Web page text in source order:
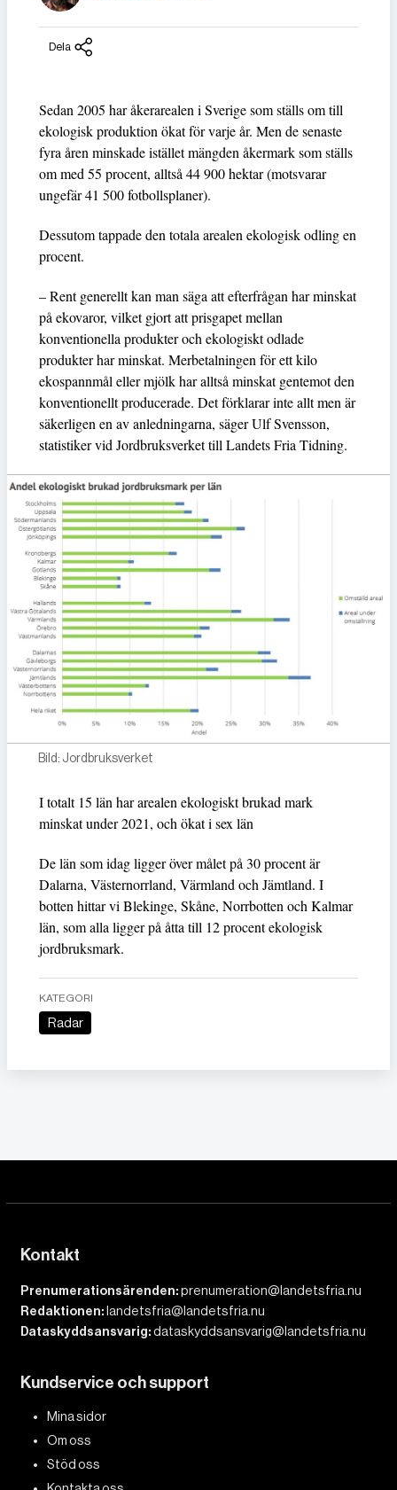
Dela
Sedan 2005 har åkerarealen i Sverige som ställs om till
ekologisk produktion ökat för varje år. Men de senaste
fyra åren minskade istället mängden åkermark som ställs
om med 55 procent, alltså 44 900 hektar (motsvarar
ungefär 41 500 fotbollsplaner).
Dessutom tappade den totala arealen ekologisk odling en
procent.
– Rent generellt kan man säga att efterfrågan har minskat
på ekovaror, vilket gjort att prisgapet mellan
konventionella produkter och ekologiskt odlade
produkter har minskat. Merbetalningen för ett kilo
ekospannmål eller mjölk har alltså minskat gentemot den
konventionellt producerade. Det förklarar inte allt men är
säkerligen en av anledningarna, säger Ulf Svensson,
statistiker vid Jordbruksverket till Landets Fria Tidning.
Bild: Jordbruksverket
I totalt 15 län har arealen ekologiskt brukad mark
minskat under 2021, och ökat i sex län
De län som idag ligger över målet på 30 procent är
Dalarna, Västernorrland, Värmland och Jämtland. I
botten hittar vi Blekinge, Skåne, Norrbotten och Kalmar
län, som alla ligger på åtta till 12 procent ekologisk
jordbruksmark.
KATEGORI
Radar
Kontakt
Prenumerationsärenden:prenumeration@landetsfria.nu
Redaktionen: landetsfria@landetsfria.nu
Dataskyddsansvarig:dataskyddsansvarig@landetsfria.nu
Kundservice och support
Mina sidor
Om oss
Stöd oss